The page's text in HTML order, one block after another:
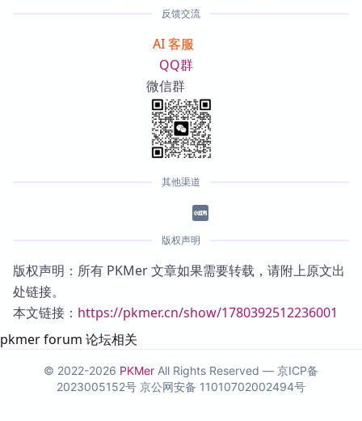
反馈交流
AI 客服
QQ群
微信群
其他渠道
版权声明
版权声明：所有 PKMer 文章如果需要转载，请附上原文出
处链接。
本文链接： https://pkmer.cn/show/1780392512236001
pkmer forum 论坛相关
© 2022-2026 PKMer All Rights Reserved — 京ICP备
2023005152号 京公网安备 11010702002494号